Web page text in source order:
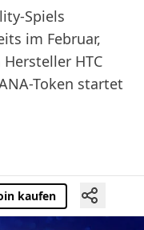
Spiels
im Februar,
HTC
Token startet
kaufen